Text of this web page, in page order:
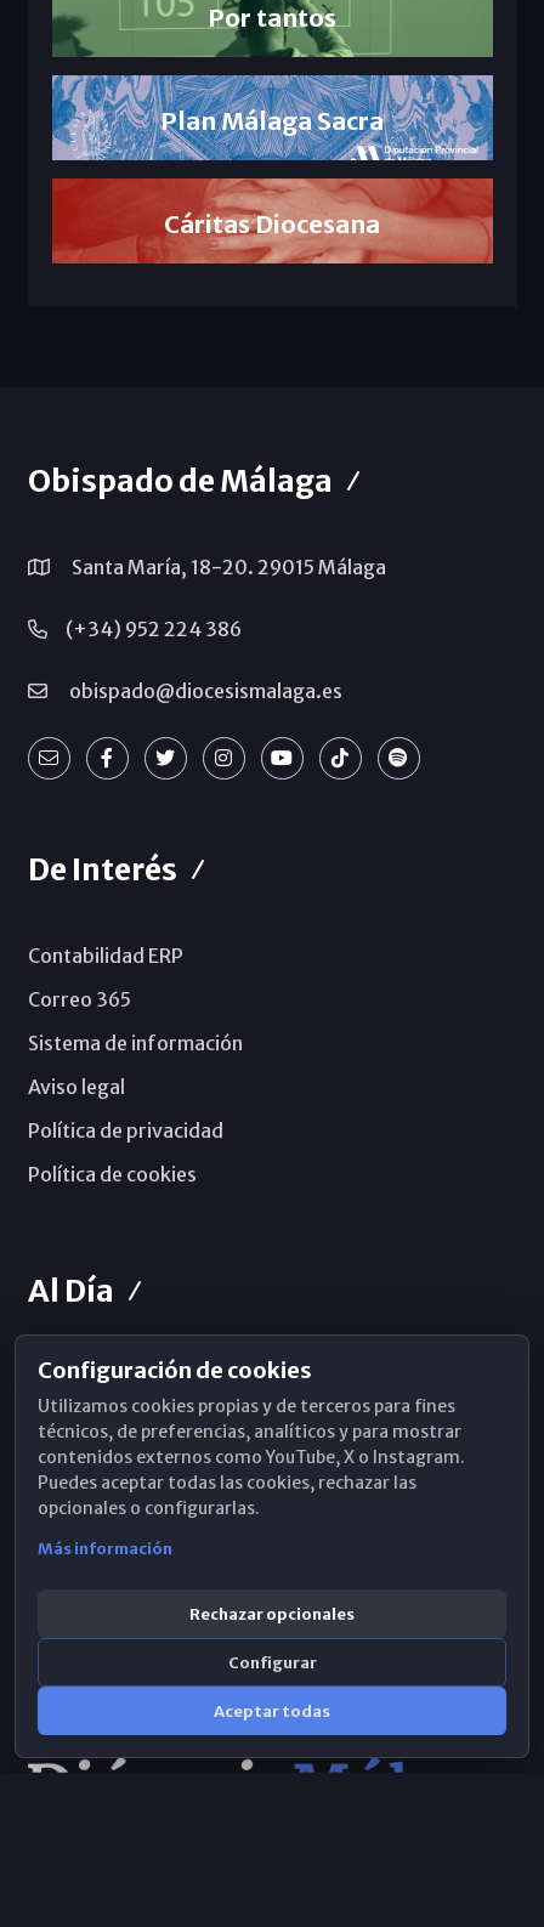
Por tantos
Plan Málaga Sacra
Cáritas Diocesana
Obispado de Málaga
Santa María, 18-20. 29015 Málaga
(+34) 952 224 386
obispado@diocesismalaga.es
De Interés
Contabilidad ERP
Correo 365
Sistema de información
Aviso legal
Política de privacidad
Política de cookies
Al Día
Horarios de Misa
Hemeroteca
WhatsApp
Configuración de cookies
Utilizamos cookies propias y de terceros para fines
técnicos, de preferencias, analíticos y para mostrar
contenidos externos como YouTube, X o Instagram.
Puedes aceptar todas las cookies, rechazar las
opcionales o configurarlas.
Más información
Rechazar opcionales
Configurar
Aceptar todas